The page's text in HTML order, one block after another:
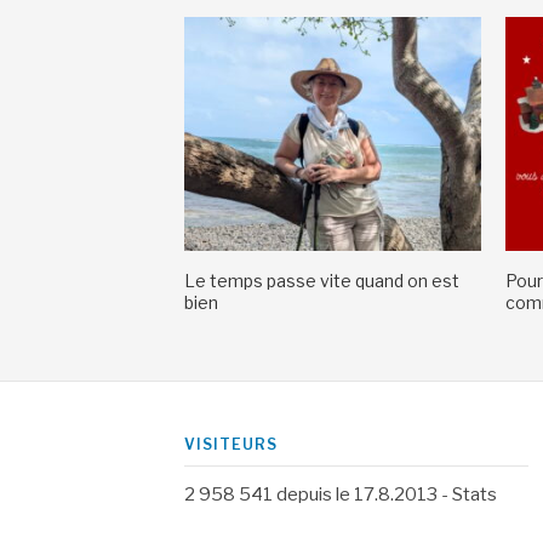
Le temps passe vite quand on est
bien
VISITEURS
2 958 541 depuis le 17.8.2013 - Stats